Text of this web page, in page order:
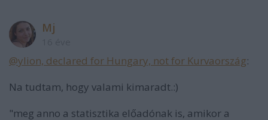
Mj
@ylion, declared for Hungary, not for Kurvaország:
Na tudtam, hogy valami kimaradt.:)
"meg anno a statisztika előadónak is, amikor a